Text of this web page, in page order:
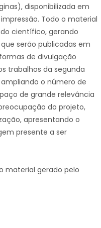
disponibilizada em
Todo o material
científico, gerando
serão publicadas em
de divulgação
trabalhos da segunda
o número de
de grande relevância
do projeto,
apresentando o
presente a ser
material gerado pelo